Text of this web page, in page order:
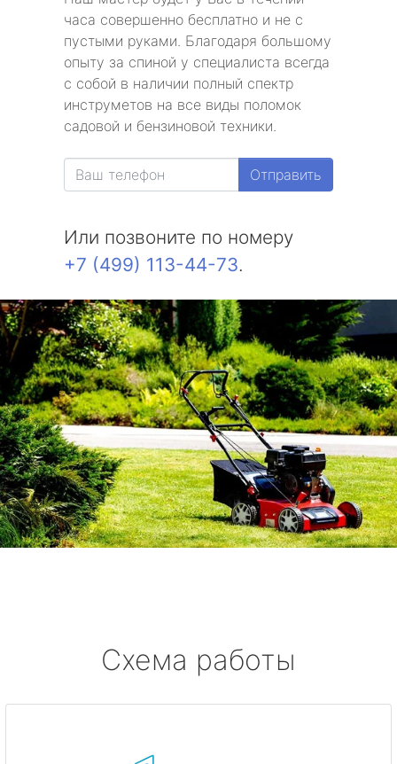
часа совершенно бесплатно и не с
пустыми руками. Благодаря большому
опыту за спиной у специалиста всегда
с собой в наличии полный спектр
инструметов на все виды поломок
садовой и бензиновой техники.
Отправить
Или позвоните по номеру
+7 (499) 113-44-73.
Схема работы